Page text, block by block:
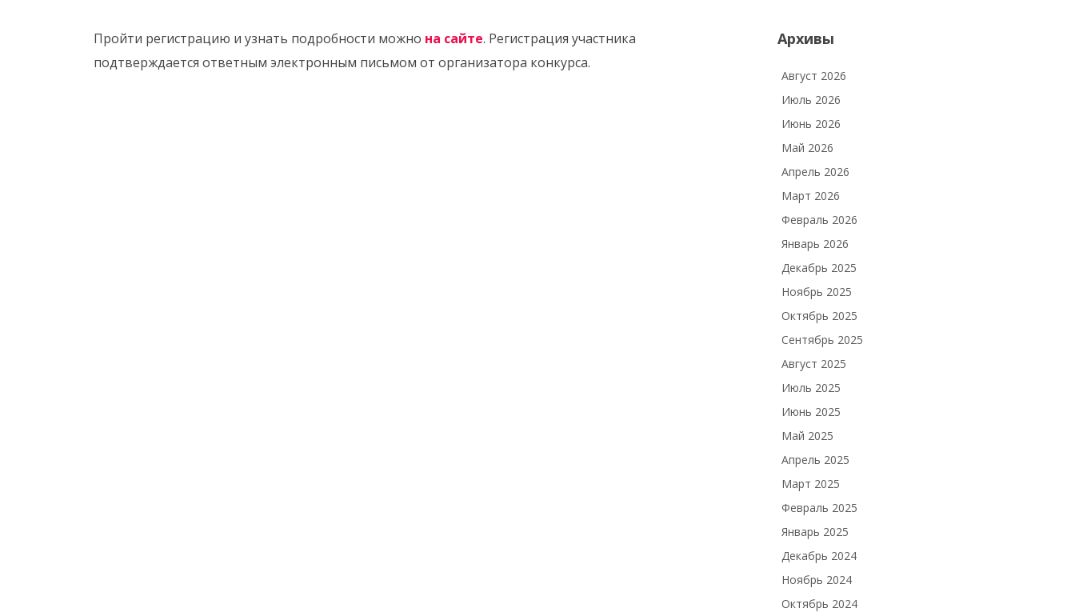
Пройти регистрацию и узнать подробности можно на сайте. Регистрация участника
подтверждается ответным электронным письмом от организатора конкурса.
Архивы
Август 2026
Июль 2026
Июнь 2026
Май 2026
Апрель 2026
Март 2026
Февраль 2026
Январь 2026
Декабрь 2025
Ноябрь 2025
Октябрь 2025
Сентябрь 2025
Август 2025
Июль 2025
Июнь 2025
Май 2025
Апрель 2025
Март 2025
Февраль 2025
Январь 2025
Декабрь 2024
Ноябрь 2024
Октябрь 2024